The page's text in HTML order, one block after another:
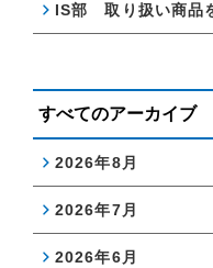
IS部 取り扱い商品
すべてのアーカイブ
2026年8月
2026年7月
2026年6月